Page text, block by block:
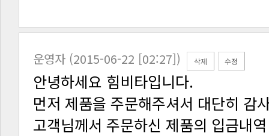
운영자 (2015-06-22 [02:27]) 삭제 수정
안녕하세요 힘비타입니다.
먼저 제품을 주문해주셔서 대단히 감
고객님께서 주문하신 제품의 입금내